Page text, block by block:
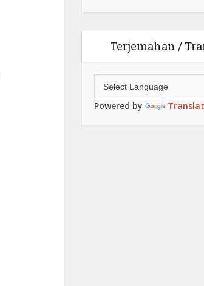
Terjemahan /
Powered by